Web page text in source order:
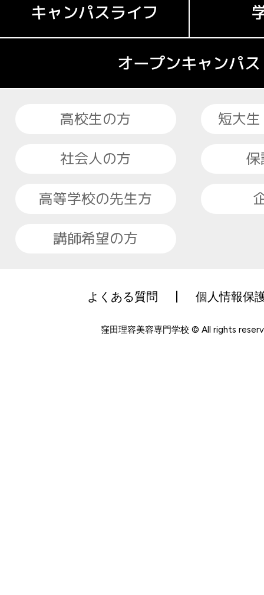
キャンパスライフ
オープンキャンパス
高校生の方
短大
社会人の方
高等学校の先生方
講師希望の方
よくある質問 個人情報保
窪田理容美容専門学校 © All rights